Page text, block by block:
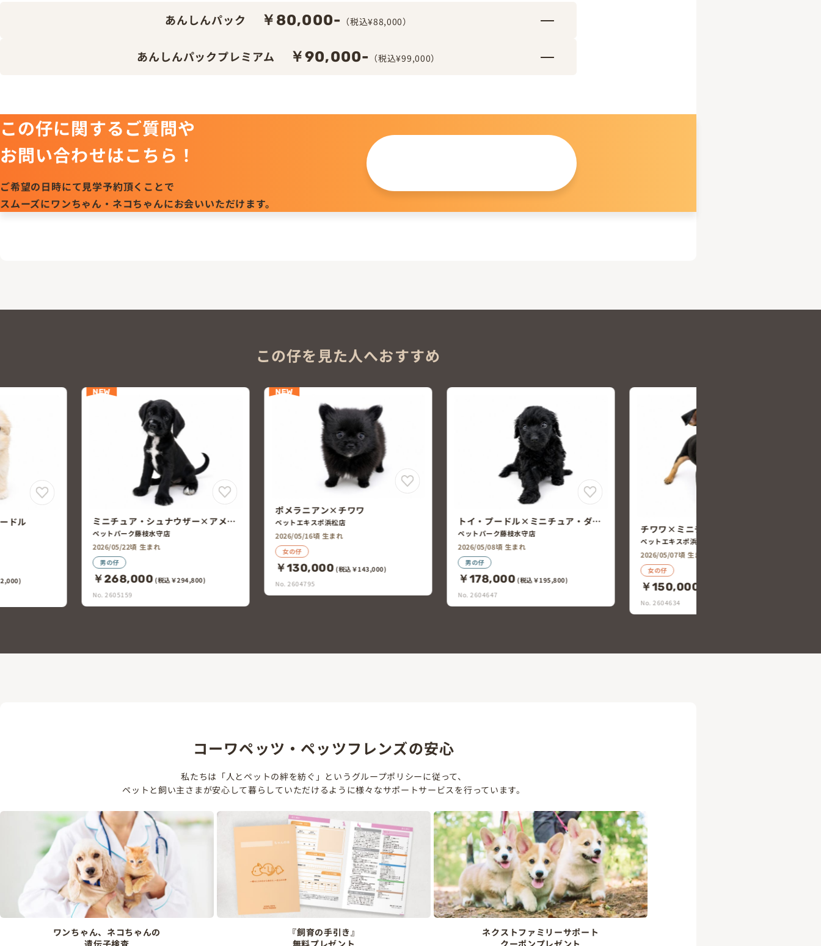
あんしんパック ￥80,000- （税込¥88,000）
あんしんパックプレミアム ￥90,000- （税込¥99,000）
この仔に関するご質問や
お問い合わせはこちら！
ご希望の日時にて見学予約頂くことで
スムーズにワンちゃん・ネコちゃんにお会いいただけます。
この仔を見た人へおすすめ
ー×アメリ
NEW
ポメラニアン×チワワ
ペットエキスポ浜松店
2026/05/16頃 生まれ
女の仔
￥130,000
No. 2604795
トイ・プードル×ミニチュア・ダッ
クスフント
ペットパーク藤枝水守店
2026/05/08頃 生まれ
男の仔
￥178,000
No. 2604647
チワワ×ミニチュア・ピンシャー
2026/05/07頃 生まれ
女の仔
￥150,000
ペットエキスポ浜松店
2026/04/29頃 生まれ
男の仔
￥120,000
コーワペッツ・ペッツフレンズの安心
私たちは「人とペットの絆を紡ぐ」というグループポリシーに従って、
ペットと飼い主さまが安心して暮らしていただけるように様々なサポートサービスを行っています。
ワンちゃん、ネコちゃんの
遺伝子検査
『飼育の手引き』
無料プレゼント
ネクストファミリーサポート
クーポンプレゼント